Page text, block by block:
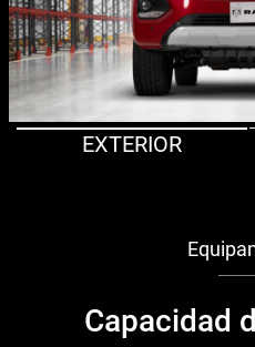
EXTERIOR
Capacidad